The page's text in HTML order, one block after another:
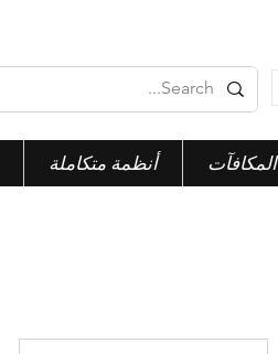
أنظمة متكاملة المكافآت